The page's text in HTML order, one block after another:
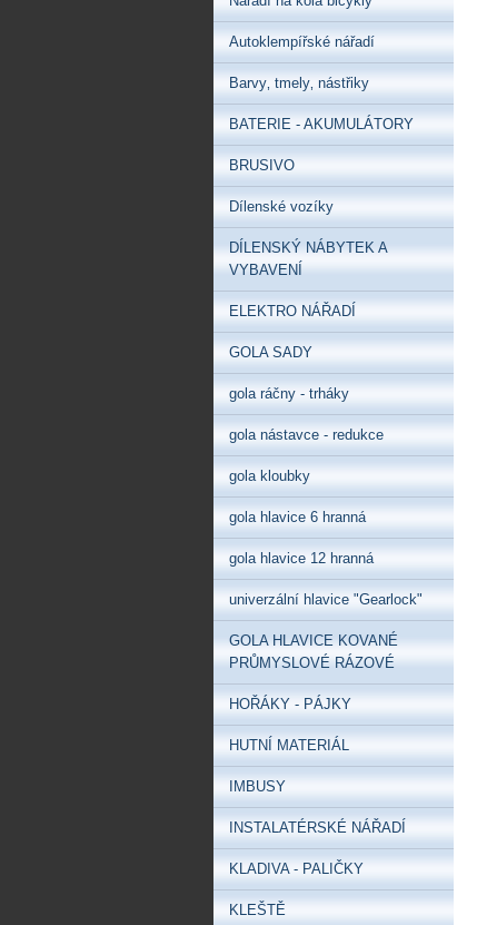
Autoklempířské nářadí
Barvy‚ tmely‚ nástřiky
BATERIE - AKUMULÁTORY
BRUSIVO
Dílenské vozíky
DÍLENSKÝ NÁBYTEK A
VYBAVENÍ
ELEKTRO NÁŘADÍ
GOLA SADY
gola ráčny - trháky
gola nástavce - redukce
gola kloubky
gola hlavice 6 hranná
gola hlavice 12 hranná
univerzální hlavice "Gearlock"
GOLA HLAVICE KOVANÉ
PRŮMYSLOVÉ RÁZOVÉ
HOŘÁKY - PÁJKY
HUTNÍ MATERIÁL
IMBUSY
INSTALATÉRSKÉ NÁŘADÍ
KLADIVA - PALIČKY
KLEŠTĚ